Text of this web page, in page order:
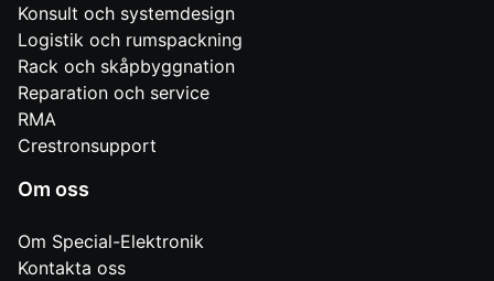
Konsult och systemdesign
Logistik och rumspackning
Rack och skåpbyggnation
Reparation och service
RMA
Crestronsupport
Om oss
Om Special-Elektronik
Kontakta oss